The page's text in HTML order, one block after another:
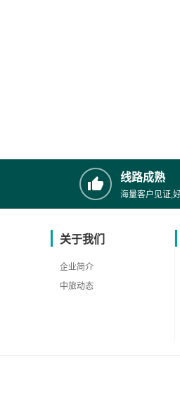
线路成熟
海量客户见证,
关于我们
企业简介
中旅动态